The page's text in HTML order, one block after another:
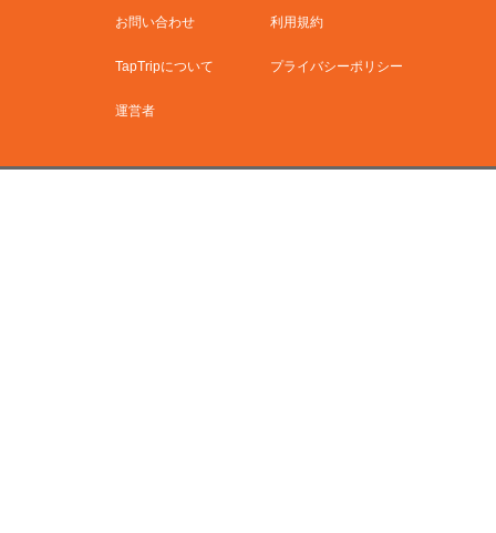
お問い合わせ 利用規約
TapTripについて プライバシーポリシー
運営者